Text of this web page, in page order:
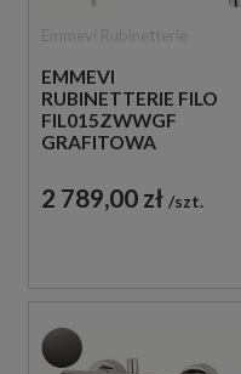
EMMEVI
RUBINETTERIE FILO
FIL015ZWWGF
GRAFITOWA
BATERIA WANNOWA
2 789,00 zł szt.